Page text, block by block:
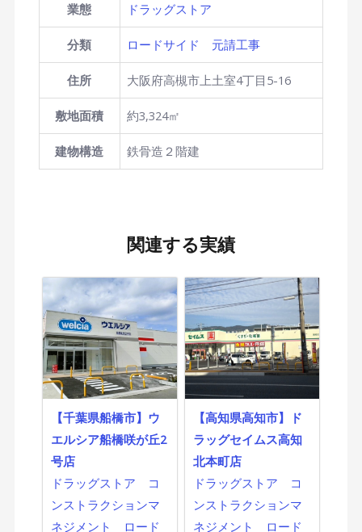
業態 ドラッグストア
分類 ロードサイド 元請工事
住所 大阪府高槻市上土室4丁目5-16
敷地面積 約3,324㎡
建物構造 鉄骨造２階建
関連する実績
【千葉県船橋市】ウ
エルシア船橋咲が丘2
号店
ドラッグストア
コ
ンストラクションマ
ネジメント
ロード
【高知県高知市】ド
ラッグセイムス高知
北本町店
ドラッグストア
コ
ンストラクションマ
ネジメント
ロード